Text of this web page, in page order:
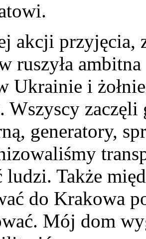
akcji przyjęcia,
ruszyła
Ukrainie i
Wszyscy
generatory,
Także
do Krakowa
Mój dom